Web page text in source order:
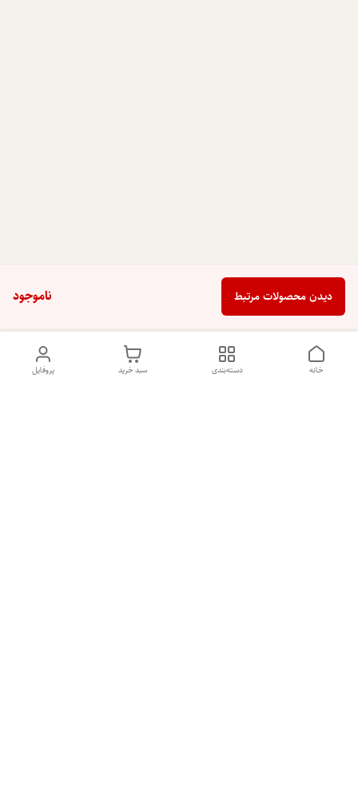
ناموجود دیدن محصولات مرتبط
پروفایل سبد خرید دسته‌بندی خانه